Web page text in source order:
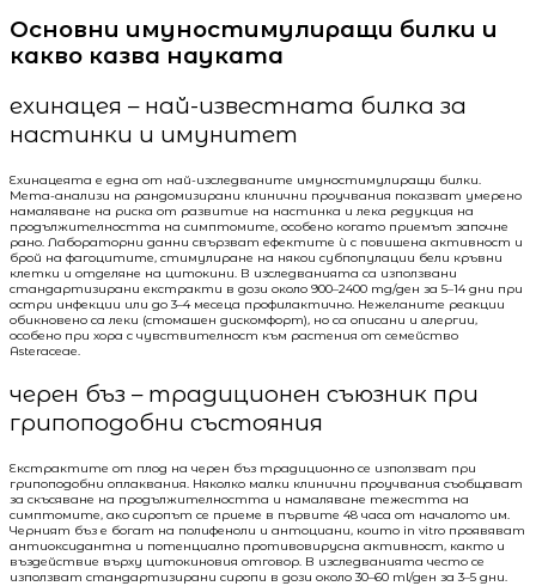
Основни имуностимулиращи билки и
какво казва науката
ехинацея – най-известната билка за
настинки и имунитет
Ехинацеята е една от най-изследваните имуностимулиращи билки.
Мета-анализи на рандомизирани клинични проучвания показват умерено
намаляване на риска от развитие на настинка и лека редукция на
продължителността на симптомите, особено когато приемът започне
рано. Лабораторни данни свързват ефектите ѝ с повишена активност и
брой на фагоцитите, стимулиране на някои субпопулации бели кръвни
клетки и отделяне на цитокини. В изследванията са използвани
стандартизирани екстракти в дози около 900–2400 mg/ден за 5–14 дни при
остри инфекции или до 3–4 месеца профилактично. Нежеланите реакции
обикновено са леки (стомашен дискомфорт), но са описани и алергии,
особено при хора с чувствителност към растения от семейство
Asteraceae.
черен бъз – традиционен съюзник при
грипоподобни състояния
Екстрактите от плод на черен бъз традиционно се използват при
грипоподобни оплаквания. Няколко малки клинични проучвания съобщават
за скъсяване на продължителността и намаляване тежестта на
симптомите, ако сиропът се приеме в първите 48 часа от началото им.
Черният бъз е богат на полифеноли и антоциани, които in vitro проявяват
антиоксидантна и потенциално противовирусна активност, както и
въздействие върху цитокиновия отговор. В изследванията често се
използват стандартизирани сиропи в дози около 30–60 ml/ден за 3–5 дни.